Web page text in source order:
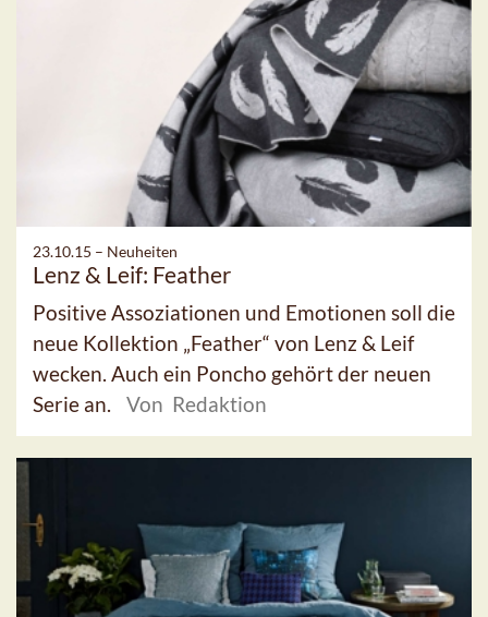
23.10.15 – Neuheiten
Lenz & Leif: Feather
Positive Assoziationen und Emotionen soll die
neue Kollektion „Feather“ von Lenz & Leif
wecken. Auch ein Poncho gehört der neuen
Serie an.
Von Redaktion